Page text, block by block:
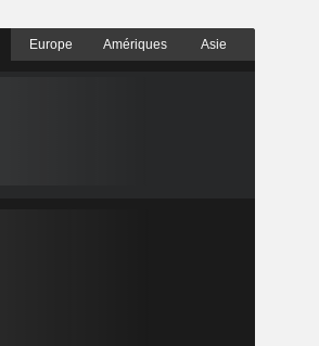
Europe Amériques Asie